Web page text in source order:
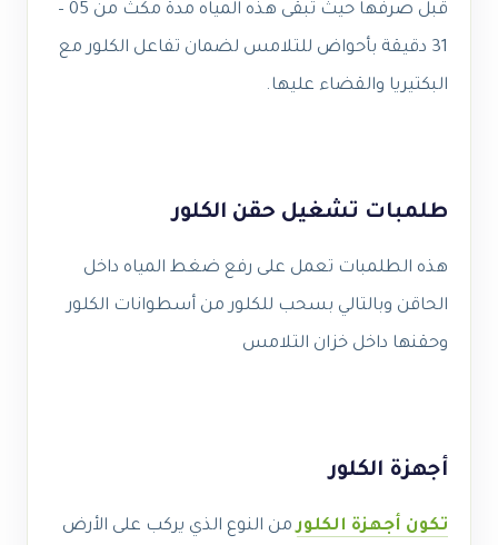
قبل صرفها حيث تبقى هذه المياه مدة مكث من 05 –
31 دقيقة بأحواض للتلامس لضمان تفاعل الكلور مع
البكتيريا والقضاء عليها.
طلمبات تشغيل حقن الكلور
هذه الطلمبات تعمل على رفع ضغط المياه داخل
الحاقن وبالتالي بسحب للكلور من أسطوانات الكلور
وحقنها داخل خزان التلامس
أجهزة الكلور
تكون أجهزة الكلورمن النوع الذي يركب على الأرض